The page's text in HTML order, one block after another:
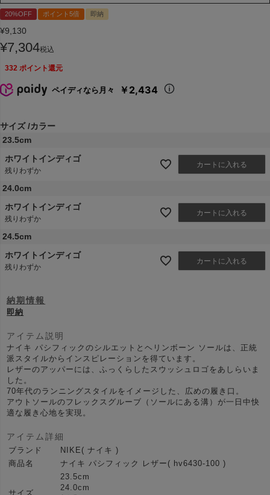
20%OFF ポイント5倍 即納
¥9,130
¥7,304税込
332 ポイント還元
ペイディなら月々 ￥2,434
サイズ
カラー
23.5cm
ホワイトインディゴ
残りわずか
カートに入れる
24.0cm
ホワイトインディゴ
残りわずか
カートに入れる
24.5cm
ホワイトインディゴ
残りわずか
カートに入れる
納期情報
即納
アイテム説明
ナイキ パシフィックのシルエットとヘリンボーン ソールは、正統
派スタイルからインスピレーションを得ています。
レザーのアッパーには、ふっくらしたスウッシュロゴをあしらいま
した。
70年代のランニングスタイルをイメージした、広めの履き口。
アウトソールのフレックスグルーブ（ソールにある溝）が一日中快
適な履き心地を実現。
アイテム詳細
ブランド
NIKE( ナイキ )
商品名
ナイキ パシフィック レザー( hv6430-100 )
サイズ
23.5cm
24.0cm